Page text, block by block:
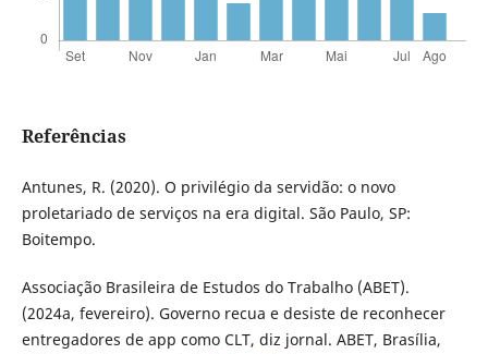
Referências
Antunes, R. (2020). O privilégio da servidão: o novo
proletariado de serviços na era digital. São Paulo, SP:
Boitempo.
Associação Brasileira de Estudos do Trabalho (ABET).
(2024a, fevereiro). Governo recua e desiste de reconhecer
entregadores de app como CLT, diz jornal. ABET, Brasília,